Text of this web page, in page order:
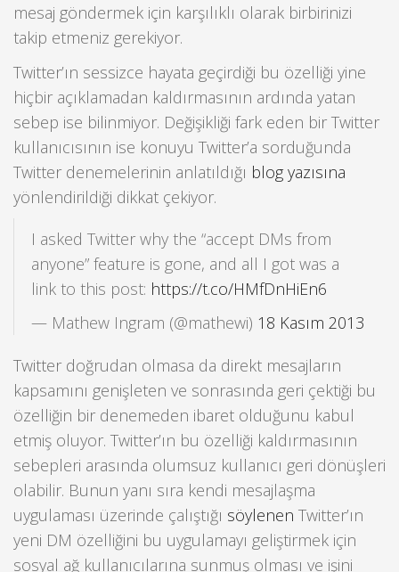
mesaj göndermek için karşılıklı olarak birbirinizi
takip etmeniz gerekiyor.
Twitter’ın sessizce hayata geçirdiği bu özelliği yine
hiçbir açıklamadan kaldırmasının ardında yatan
sebep ise bilinmiyor. Değişikliği fark eden bir Twitter
kullanıcısının ise konuyu Twitter’a sorduğunda
Twitter denemelerinin anlatıldığı blog yazısına
yönlendirildiği dikkat çekiyor.
I asked Twitter why the “accept DMs from
anyone” feature is gone, and all I got was a
link to this post: https://t.co/HMfDnHiEn6
— Mathew Ingram (@mathewi) 18 Kasım 2013
Twitter doğrudan olmasa da direkt mesajların
kapsamını genişleten ve sonrasında geri çektiği bu
özelliğin bir denemeden ibaret olduğunu kabul
etmiş oluyor. Twitter’ın bu özelliği kaldırmasının
sebepleri arasında olumsuz kullanıcı geri dönüşleri
olabilir. Bunun yanı sıra kendi mesajlaşma
uygulaması üzerinde çalıştığı söylenen Twitter’ın
yeni DM özelliğini bu uygulamayı geliştirmek için
sosyal ağ kullanıcılarına sunmuş olması ve işini